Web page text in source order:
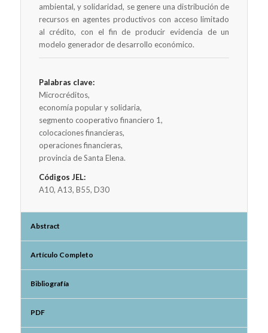
ambiental, y solidaridad, se genere una distribución de
recursos en agentes productivos con acceso limitado
al crédito, con el fin de producir evidencia de un
modelo generador de desarrollo económico.
Palabras clave:
Microcréditos,
economía popular y solidaria,
segmento cooperativo financiero 1,
colocaciones financieras,
operaciones financieras,
provincia de Santa Elena.
Códigos JEL:
A10, A13, B55, D30
Abstract
Artículo Completo
Bibliografía
PDF